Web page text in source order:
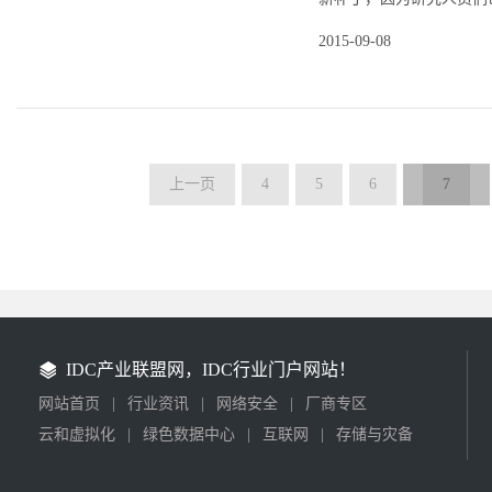
2015-09-08
上一页 4 5 6 7
IDC产业联盟网，IDC行业门户网站！
网站首页 行业资讯 网络安全
厂商专区
云和虚拟化
绿色数据中心 互联网 存储与灾备